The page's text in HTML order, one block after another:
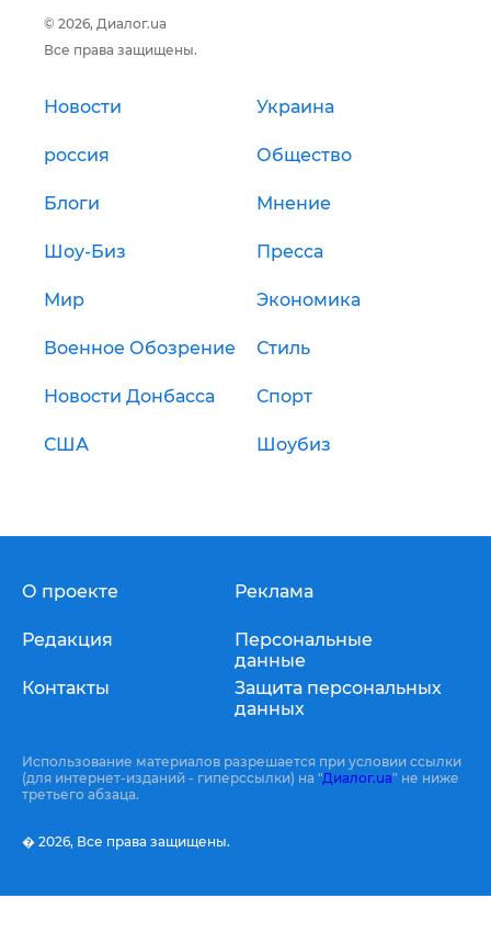
© 2026, Диалог.ua
Все права защищены.
Новости Украина
россия Общество
Блоги Мнение
Шоу-Биз Пресса
Мир Экономика
Военное Обозрение Стиль
Новости Донбасса Спорт
США Шоубиз
О проекте
Редакция
Контакты
Реклама
Персональные
данные
Защита персональных
данных
Использование материалов разрешается при условии ссылки
(для интернет-изданий - гиперссылки) на "Диалог.ua" не ниже
третьего абзаца.
� 2026, Все права защищены.